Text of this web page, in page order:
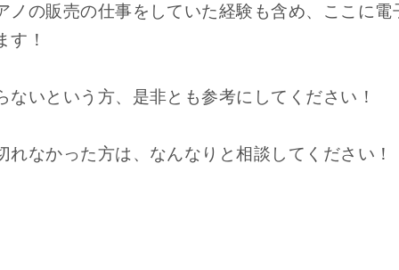
ノの販売の仕事をしていた経験も含め、ここに電
す！
ないという方、是非とも参考にしてください！
れなかった方は、なんなりと相談してください！